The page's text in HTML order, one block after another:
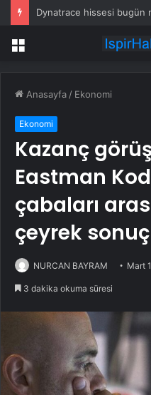
Dynatrace hissesi bugün
Menü
Anasayfa / Ekonomi
Ekonomi
Kazanç
Eastman
çabaları
çeyrek
NURCAN BAYRAM Mart
3 dakika okuma süresi